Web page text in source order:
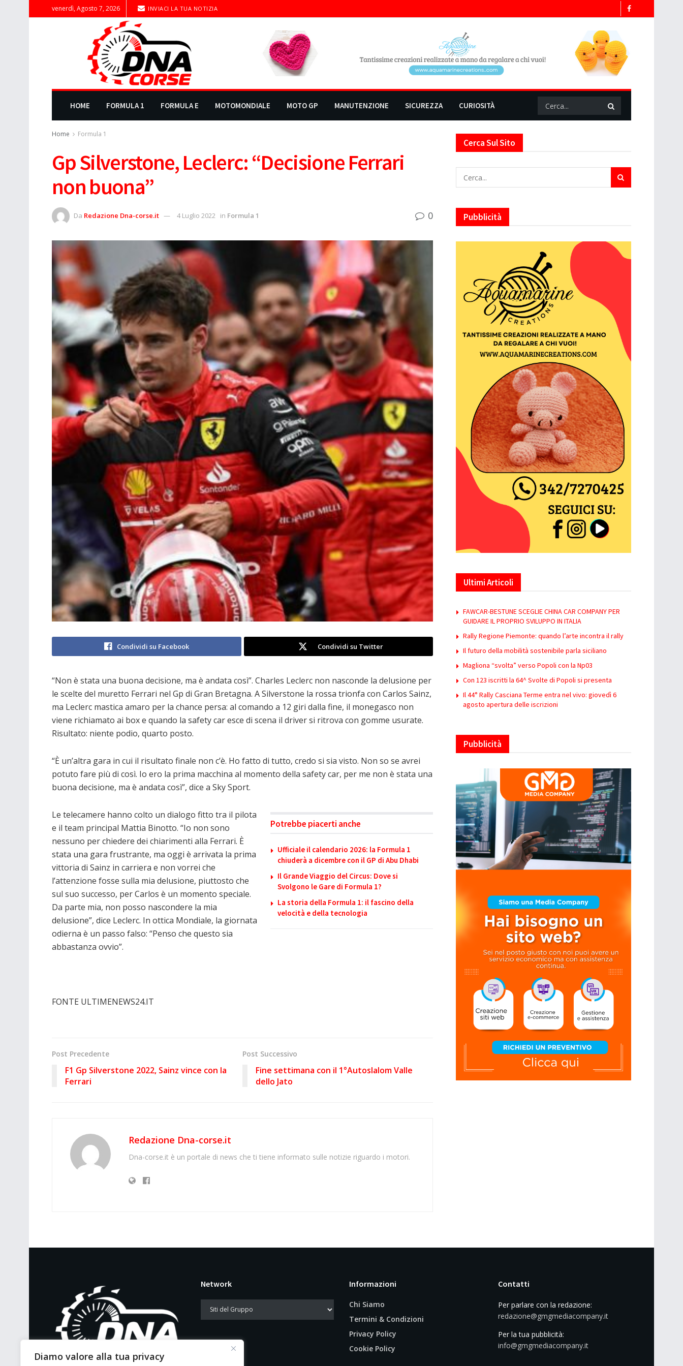
Diamo valore alla tua privacy
venerdì, Agosto 7, 2026 INVIACI LA TUA NOTIZIA
HOME FORMULA 1 FORMULA E MOTOMONDIALE MOTO GP MANUTENZIONE SICUREZZA CURIOSITÀ
Home Formula 1
Gp Silverstone, Leclerc: “Decisione Ferrari
non buona”
Da Redazione Dna-corse.it 4 Luglio 2022 in Formula 1 0
Condividi su Facebook Condividi su Twitter
“Non è stata una buona decisione, ma è andata così”. Charles Leclerc non nasconde la delusione per
le scelte del muretto Ferrari nel Gp di Gran Bretagna. A Silverstone la rossa trionfa con Carlos Sainz,
ma Leclerc mastica amaro per la chance persa: al comando a 12 giri dalla fine, il monegasco non
viene richiamato ai box e quando la safety car esce di scena il driver si ritrova con gomme usurate.
Risultato: niente podio, quarto posto.
“È un’altra gara in cui il risultato finale non c’è. Ho fatto di tutto, credo si sia visto. Non so se avrei
potuto fare più di così. Io ero la prima macchina al momento della safety car, per me non è stata una
buona decisione, ma è andata così”, dice a Sky Sport.
Potrebbe piacerti anche
Ufficiale il calendario 2026: la Formula 1
chiuderà a dicembre con il GP di Abu Dhabi
Il Grande Viaggio del Circus: Dove si
Svolgono le Gare di Formula 1?
La storia della Formula 1: il fascino della
velocità e della tecnologia
Le telecamere hanno colto un dialogo fitto tra il pilota
e il team principal Mattia Binotto. “Io non sono
nessuno per chiedere dei chiarimenti alla Ferrari. È
stata una gara frustrante, ma oggi è arrivata la prima
vittoria di Sainz in carriera e non vorrei che
l’attenzione fosse sulla mia delusione, piuttosto che
sul suo successo, per Carlos è un momento speciale.
Da parte mia, non posso nascondere la mia
delusione”, dice Leclerc. In ottica Mondiale, la giornata
odierna è un passo falso: “Penso che questo sia
abbastanza ovvio”.
FONTE ULTIMENEWS24.IT
Post Precedente
F1 Gp Silverstone 2022, Sainz vince con la
Ferrari
Post Successivo
Fine settimana con il 1°Autoslalom Valle
dello Jato
Redazione Dna-corse.it
Dna-corse.it è un portale di news che ti tiene informato sulle notizie riguardo i motori.
Cerca Sul Sito
Pubblicità
Ultimi Articoli
FAWCAR-BESTUNE SCEGLIE CHINA CAR COMPANY PER
GUIDARE IL PROPRIO SVILUPPO IN ITALIA
Rally Regione Piemonte: quando l’arte incontra il rally
Il futuro della mobilità sostenibile parla siciliano
Magliona “svolta” verso Popoli con la Np03
Con 123 iscritti la 64^ Svolte di Popoli si presenta
Il 44° Rally Casciana Terme entra nel vivo: giovedì 6
agosto apertura delle iscrizioni
Pubblicità
Network Informazioni
Chi Siamo
Termini & Condizioni
Privacy Policy
Cookie Policy
Contatti
Per parlare con la redazione:
redazione@gmgmediacompany.it
Per la tua pubblicità:
info@gmgmediacompany.it